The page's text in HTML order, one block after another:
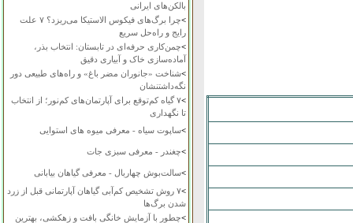
بالکن‌های ایرانی
>
چرا برگ‌های فیکوس الاستیکا می‌ریزد؟ ۷ علت
رایج و راه‌حل سریع
>چمن‌کاری حرفه‌ای در تابستان: انتخاب بذر،
آماده‌سازی خاک و آبیاری دقیق
>شناخت «جانوران مضر باغ» و راه‌های طبیعی دور
نگه‌داشتنشان
>
۷ گیاه کم‌توقع برای آپارتمان‌های کم‌نور؛ از انتخاب
تا نگهداری
>ساپوت سیاه - معرفی میوه های استوایی
>چغندر - معرفی سبزی جات
>سالت‌بوش چهاربال - معرفی گیاهان بیابانی
>
۷ روش تشخیص کم‌آبی گیاهان آپارتمانی قبل از زرد
شدن برگ‌ها
>چطور با آزمایش خانگی بافت و زهکشی، بهترین